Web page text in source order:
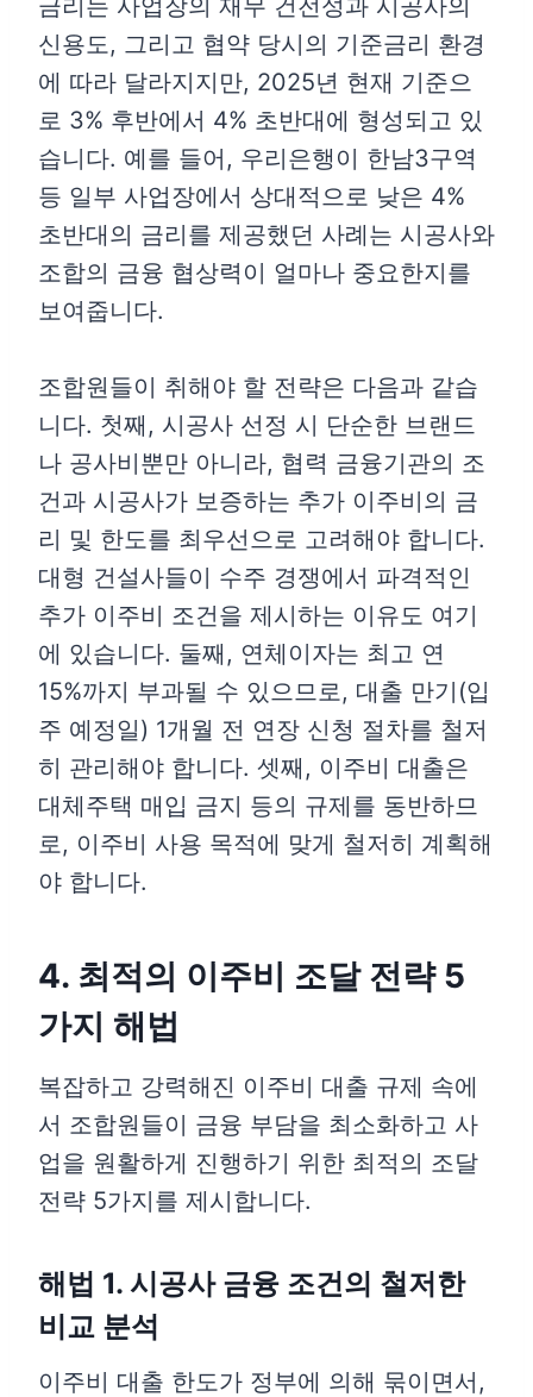
금리는 사업장의 재무 건전성과 시공사의
신용도, 그리고 협약 당시의 기준금리 환경
에 따라 달라지지만, 2025년 현재 기준으
로 3% 후반에서 4% 초반대에 형성되고 있
습니다. 예를 들어, 우리은행이 한남3구역
등 일부 사업장에서 상대적으로 낮은 4%
초반대의 금리를 제공했던 사례는 시공사와
조합의 금융 협상력이 얼마나 중요한지를
보여줍니다.
조합원들이 취해야 할 전략은 다음과 같습
니다. 첫째, 시공사 선정 시 단순한 브랜드
나 공사비뿐만 아니라, 협력 금융기관의 조
건과 시공사가 보증하는 추가 이주비의 금
리 및 한도를 최우선으로 고려해야 합니다.
대형 건설사들이 수주 경쟁에서 파격적인
추가 이주비 조건을 제시하는 이유도 여기
에 있습니다. 둘째, 연체이자는 최고 연
15%까지 부과될 수 있으므로, 대출 만기(입
주 예정일) 1개월 전 연장 신청 절차를 철저
히 관리해야 합니다. 셋째, 이주비 대출은
대체주택 매입 금지 등의 규제를 동반하므
로, 이주비 사용 목적에 맞게 철저히 계획해
야 합니다.
4. 최적의 이주비 조달 전략 5
가지 해법
복잡하고 강력해진 이주비 대출 규제 속에
서 조합원들이 금융 부담을 최소화하고 사
업을 원활하게 진행하기 위한 최적의 조달
전략 5가지를 제시합니다.
해법 1. 시공사 금융 조건의 철저한
비교 분석
이주비 대출 한도가 정부에 의해 묶이면서,